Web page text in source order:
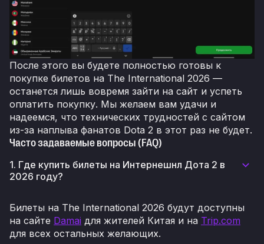
После этого вы будете полностью готовы к
покупке билетов на The International 2026 —
останется лишь вовремя зайти на сайт и успеть
оплатить покупку. Мы желаем вам удачи и
надеемся, что технических трудностей с сайтом
из-за наплыва фанатов Dota 2 в этот раз не будет.
Часто задаваемые вопросы (FAQ)
1. Где купить билеты на Интернешнл Дота 2 в
2026 году?
Билеты на The International 2026 будут доступны
на сайте Damai для жителей Китая и на Trip.com
для всех остальных желающих.